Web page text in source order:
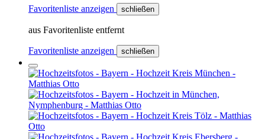
Favoritenliste anzeigen schließen
aus Favoritenliste entfernt
Favoritenliste anzeigen schließen